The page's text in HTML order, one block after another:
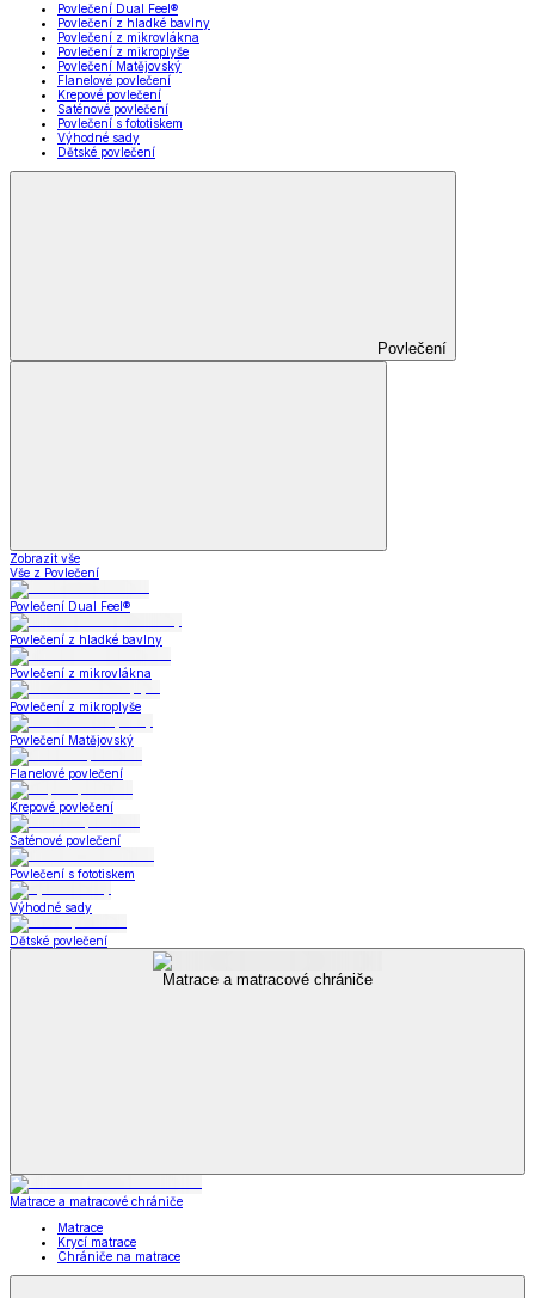
Povlečení Dual Feel®
Povlečení z hladké bavlny
Povlečení z mikrovlákna
Povlečení z mikroplyše
Povlečení Matějovský
Flanelové povlečení
Krepové povlečení
Saténové povlečení
Povlečení s fototiskem
Výhodné sady
Dětské povlečení
Povlečení
Zobrazit vše
Vše z Povlečení
Povlečení Dual Feel®
Povlečení z hladké bavlny
Povlečení z mikrovlákna
Povlečení z mikroplyše
Povlečení Matějovský
Flanelové povlečení
Krepové povlečení
Saténové povlečení
Povlečení s fototiskem
Výhodné sady
Dětské povlečení
Matrace a matracové chrániče
Matrace a matracové chrániče
Matrace
Krycí matrace
Chrániče na matrace